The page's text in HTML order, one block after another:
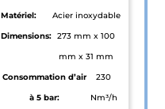
Matériel:
Acier inoxydable
Dimensions: 273 mm x 100
mm x 31 mm
Consommation d’air
à 5 bar:
230
Nm³/h